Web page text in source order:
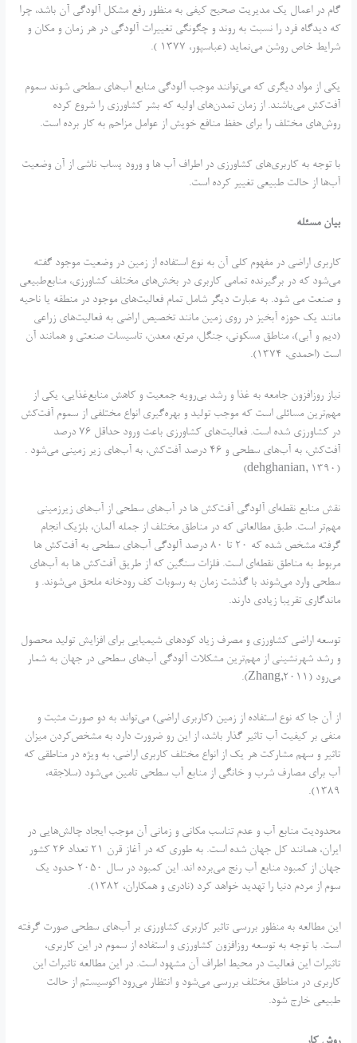
گام در اعمال یک مدیریت صحیح کیفی به منظور رفع مشکل آلودگی آن باشد، چرا
که دیدگاه فرد را نسبت به روند و چگونگی تغییرات آلودگی در هر زمان و مکان و
شرایط خاص روشن می‌نماید (عباسپور، 1377 ).
یکی از مواد دیگری که می‌توانند موجب آلودگی منابع آب‌های سطحی شوند سموم
آفت‌کش می‌باشند. از زمان تمدن‌های اولیه که بشر کشاورزی را شروع کرده
روش‌های مختلف را برای حفظ منافع خویش از عوامل مزاحم به کار برده است.
با توجه به کاربری‌های کشاورزی در اطراف آب ها و ورود پساب ناشی از آن وضعیت
آب‌ها از حالت طبیعی تغییر کرده است.
بیان مسئله
کاربری اراضی در مفهوم کلی آن به نوع استفاده از زمین در وضعیت موجود گفته
می‌شود که در بر‌گیرنده تمامی کاربری در بخش‌های مختلف کشاورزی، منابع‌طبیعی
و صنعت می شود. به عبارت دیگر شامل تمام فعالیت‌های موجود در منطقه یا ناحیه
مانند یک حوزه آبخیز در روی زمین مانند تخصیص اراضی به فعالیت‌های زراعی
(دیم و آبی)، مناطق مسکونی، جنگل، مرتع، معدن، تاسیسات صنعتی و همانند آن
است (احمدی، 1374).
نیاز روز‌افزون جامعه به غذا و رشد بی‌رویه جمعیت و کاهش منابع‌غذایی، یکی از
مهم‌ترین مسائلی است که موجب تولید و بهره‌گیری انواع مختلفی از سموم آفت‌کش
در کشاورزی شده است. فعالیت‌های کشاورزی باعث ورود حداقل 76 درصد
آفت‌کش، به آب‌های سطحی و 46 درصد آفت‌کش، به آب‌های زیر زمینی می‌شود .
(dehghanian, 1390)
نقش منابع نقطه‌ای آلودگی آفت‌کش ها در آب‌های سطحی از آب‌های زیرزمینی
مهم‌تر است. طبق مطالعاتی که در مناطق مختلف از جمله آلمان، بلژیک انجام
گرفته مشخص شده که 20 تا 80 درصد آلودگی آب‌های سطحی به آفت‌کش ها
مربوط به مناطق نقطه‌ای است. فلزات سنگین که از طریق آفت‌کش ها به آب‌های
سطحی وارد می‌شوند با گذشت زمان به رسوبات کف رودخانه ملحق می‌شوند. و
ماندگاری تقریبا زیادی دارند.
توسعه اراضی کشاورزی و مصرف زیاد کود‌های شیمیایی برای افزایش تولید محصول
و رشد شهرنشینی از مهم‌ترین مشکلات آلودگی آب‌های سطحی در جهان به شمار
می‌رود (Zhang,2011).
از آن جا که نوع استفاده از زمین (کاربری اراضی) می‌تواند به دو صورت مثبت و
منفی بر کیفیت آب تاثیر گذار باشد، از این رو ضرورت دارد به مشخص‌کردن میزان
تاثیر و سهم مشارکت هر یک از انواع مختلف کاربری اراضی، به ویژه در مناطقی که
آب برای مصارف شرب و خانگی از منابع آب سطحی تامین می‌شود (سلاجقه،
1389).
محدودیت منابع آب و عدم تناسب مکانی و زمانی آن موجب ایجاد چالش‌هایی در
ایران، همانند کل جهان شده است. به طوری که در آغاز قرن 21 تعداد 26 کشور
جهان از کمبود منابع آب رنج می‌برده اند. این کمبود در سال 2050 حدود یک
سوم از مردم دنیا را تهدید خواهد کرد (نادری و همکاران، 1382).
این مطالعه به منظور بررسی تاثیر کاربری کشاورزی بر آب‌های سطحی صورت گرفته
است. با توجه به توسعه روز‌افزون کشاورزی و استفاده از سموم در این کاربری،
تاثیرات این فعالیت در محیط اطراف آن مشهود است. در این مطالعه تاثیرات این
کاربری در مناطق مختلف بررسی می‌شود و انتظار می‌رود اکوسیستم از حالت
طبیعی خارج شود.